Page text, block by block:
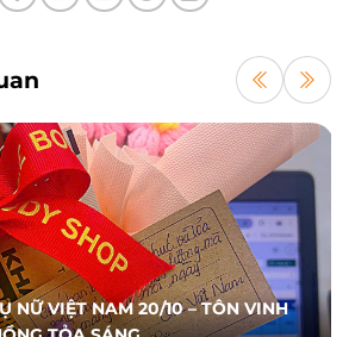
NỮ VIỆT NAM 20/10 – TÔN VINH